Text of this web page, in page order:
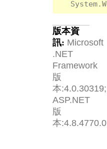
版本資
訊: Microsoft
.NET
Framework
版
本:4.0.30319;
ASP.NET
版
本:4.8.4770.0